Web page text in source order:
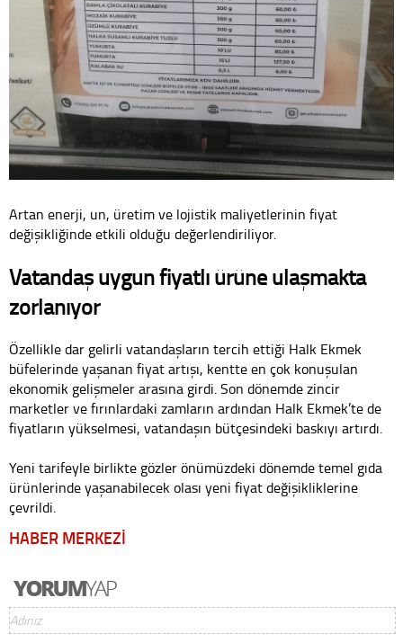
Artan enerji, un, üretim ve lojistik maliyetlerinin fiyat
değişikliğinde etkili olduğu değerlendiriliyor.
Vatandaş uygun fiyatlı ürüne ulaşmakta
zorlanıyor
Özellikle dar gelirli vatandaşların tercih ettiği Halk Ekmek
büfelerinde yaşanan fiyat artışı, kentte en çok konuşulan
ekonomik gelişmeler arasına girdi. Son dönemde zincir
marketler ve fırınlardaki zamların ardından Halk Ekmek’te de
fiyatların yükselmesi, vatandaşın bütçesindeki baskıyı artırdı.
Yeni tarifeyle birlikte gözler önümüzdeki dönemde temel gıda
ürünlerinde yaşanabilecek olası yeni fiyat değişikliklerine
çevrildi.
HABER MERKEZİ